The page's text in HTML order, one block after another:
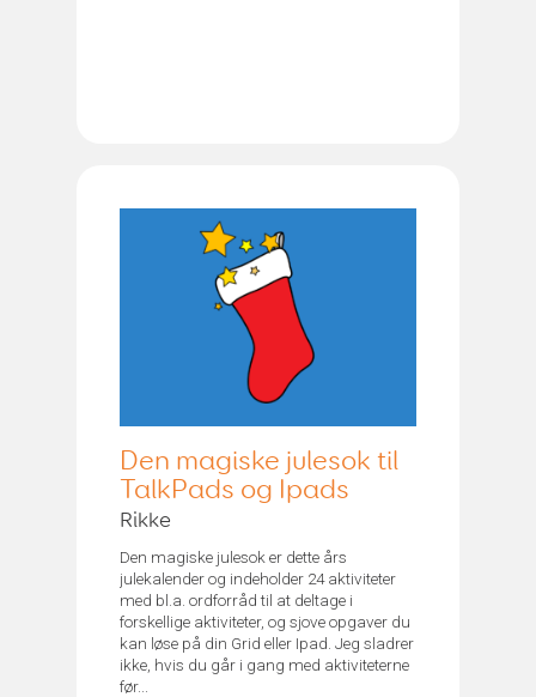
Den magiske julesok til
TalkPads og Ipads
Rikke
Den magiske julesok er dette års
julekalender og indeholder 24 aktiviteter
med bl.a. ordforråd til at deltage i
forskellige aktiviteter, og sjove opgaver du
kan løse på din Grid eller Ipad. Jeg sladrer
ikke, hvis du går i gang med aktiviteterne
før...